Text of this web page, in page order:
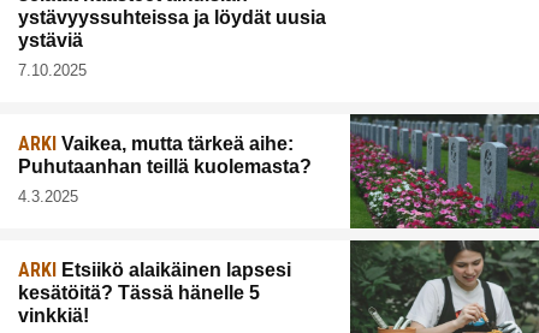
ystävyyssuhteissa ja löydät uusia
ystäviä
7.10.2025
ARKI Vaikea, mutta tärkeä aihe:
Puhutaanhan teillä kuolemasta?
4.3.2025
ARKI
Etsiikö alaikäinen lapsesi
kesätöitä? Tässä hänelle 5
vinkkiä!